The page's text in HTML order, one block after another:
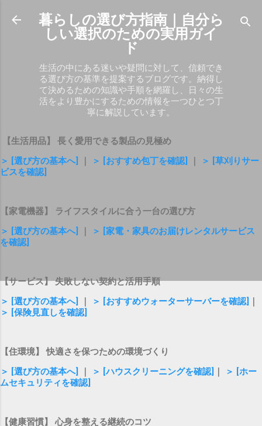
スキップしてメイン コンテンツに移動
暮らしの選び方指南｜自分ら
しい選択のための実用ガイ
ド
生活の中にある迷いや疑問に対して、信頼でき
る選び方の基準を提案するブログです。納得し
て決めるための知識や手順を網羅し、日々の生
活をより豊かにするための情報を一つひとつ丁
寧に解説しています。
【生活用品】 長く愛用できる製品の見極め
＞ [選び方の基本へ]
＞ [おすすめ包丁を確認]
＞ [草刈りサー
ビスを確認]
【家電機器】 ライフスタイルに合う一台の選び方
＞ [選び方の基本へ]
＞ [家電・家具のお届けレンタルサービス
を確認]
【サービス】 失敗しない契約と活用手順
＞ [選び方の基本へ]
＞ [おすすめウォーターサーバーを確認]
＞ [保険見直しを確認]
【住環境】 快適さを保つための環境づくり
＞ [選び方の基本へ]
＞ [ハウスクリーニングを確認]
＞ [ホー
ムセキュリティを確認]
【健康習慣】 心身を整える継続のコツ